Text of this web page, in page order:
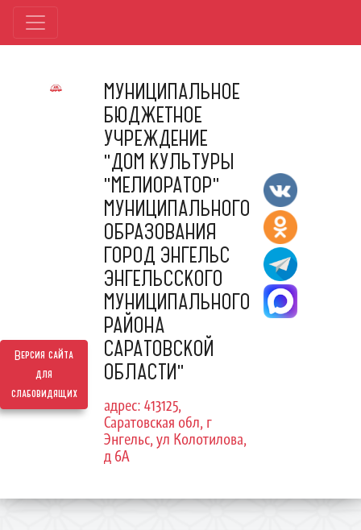
Версия сайта
для
слабовидящих
МУНИЦИПАЛЬНОЕ
БЮДЖЕТНОЕ
УЧРЕЖДЕНИЕ
"ДОМ КУЛЬТУРЫ
"МЕЛИОРАТОР"
МУНИЦИПАЛЬНОГО
ОБРАЗОВАНИЯ
ГОРОД ЭНГЕЛЬС
ЭНГЕЛЬССКОГО
МУНИЦИПАЛЬНОГО
РАЙОНА
САРАТОВСКОЙ
ОБЛАСТИ"
адрес: 413125,
Саратовская обл, г
Энгельс, ул Колотилова,
д 6А